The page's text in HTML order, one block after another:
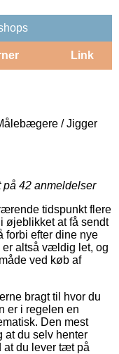
Link
/ Jigger
på 42 anmeldelser
tidspunkt flere
øjeblikket at få sendt
forbi efter dine nye
er altså vældig let, og
ved køb af
bragt til hvor du
er i regelen en
Den mest
at du selv henter
at du lever tæt på